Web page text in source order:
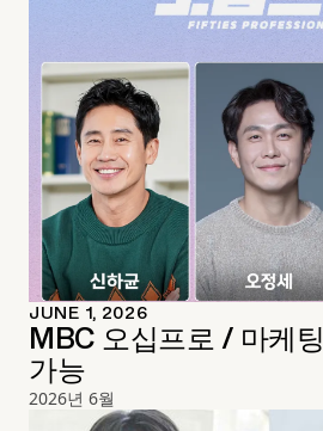
JUNE 1, 2026
MBC 오십프로 / 마케
가능
2026년 6월